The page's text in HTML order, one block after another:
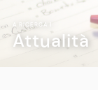
A RICERCA
Attualità